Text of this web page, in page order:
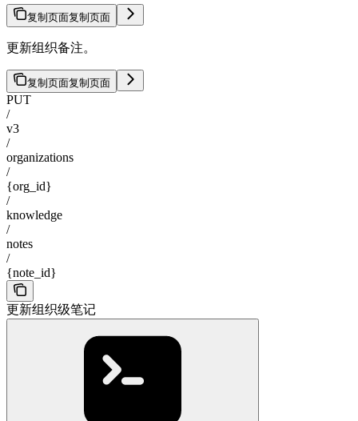
复制页面复制页面
更新组织备注。
复制页面复制页面
PUT
/
v3
/
organizations
/
{org_id}
/
knowledge
/
notes
/
{note_id}
更新组织级笔记